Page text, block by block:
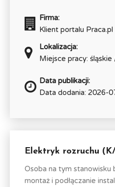
Firma:
Klient portalu Praca.pl
Lokalizacja:
Miejsce pracy: śląskie
Data publikacji:
Data dodania: 2026-
Elektryk rozruchu
Osoba na tym stanowisku
montaż i podłączanie